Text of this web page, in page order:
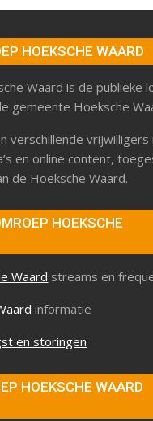
HOEKSCHE WAARD
Waard is de publieke
gemeente Hoeksche
verschillende vrijwilligers
en online content,
de Hoeksche Waard.
HOEKSCHE
Waard streams en
informatie
en storingen
HOEKSCHE WAARD